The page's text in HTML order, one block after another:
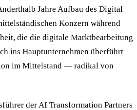
Jahre Aufbau des Digital
Konzern während
die die digitale Marktbearbeitung
ins Hauptunternehmen überführt
im Mittelstand — radikal von
der AI Transformation Partners